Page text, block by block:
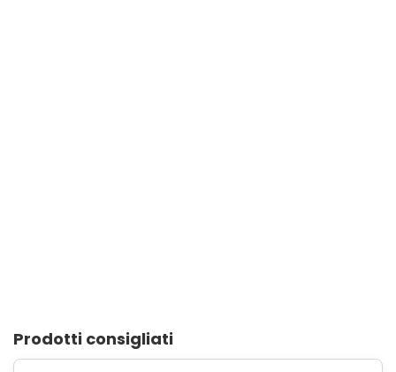
Prodotti consigliati